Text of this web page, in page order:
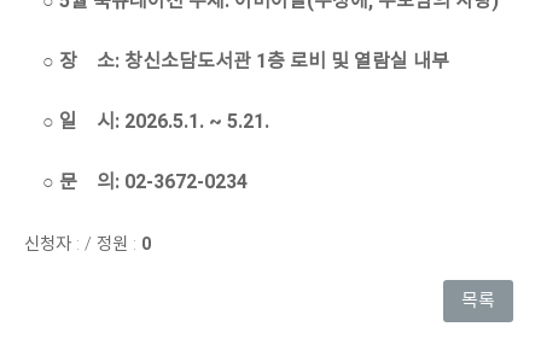
○ 장 소: 창신소담도서관 1층 로비 및 열람실 내부
○ 일 시: 2026.5.1. ~ 5.21.
○ 문 의: 02-3672-0234
신청자 : / 정원 : 0
목록